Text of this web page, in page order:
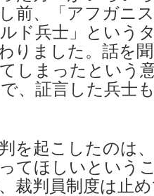
前、「アフガニ
ド兵士」という
りました。話を
しまったという
、証言した兵士
を起こしたのは
てほしいという
裁判員制度は止